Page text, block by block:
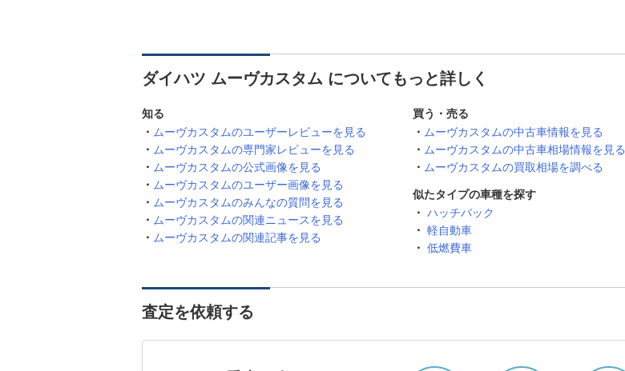
ダイハツ ムーヴカスタム についてもっと詳しく
知る
ムーヴカスタムのユーザーレビューを見る
ムーヴカスタムの専門家レビューを見る
ムーヴカスタムの公式画像を見る
ムーヴカスタムのユーザー画像を見る
ムーヴカスタムのみんなの質問を見る
ムーヴカスタムの関連ニュースを見る
ムーヴカスタムの関連記事を見る
買う・売る
ムーヴカスタムの中古車情報を見る
ムーヴカスタムの中古車相場情報を見る
ムーヴカスタムの買取相場を調べる
似たタイプの車種を探す
ハッチバック
軽自動車
低燃費車
査定を依頼する